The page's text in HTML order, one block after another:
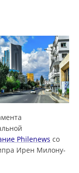
Philenews со
Ирен Милону-